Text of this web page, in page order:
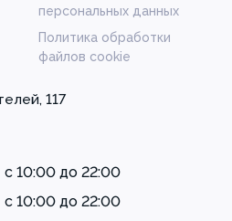
персональных данных
Политика обработки
файлов cookie
117
с 10:00 до 22:00
с 10:00 до 22:00